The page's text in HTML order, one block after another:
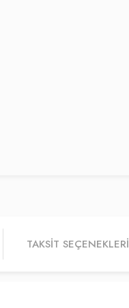
TAKSIT SEÇENEKLERI